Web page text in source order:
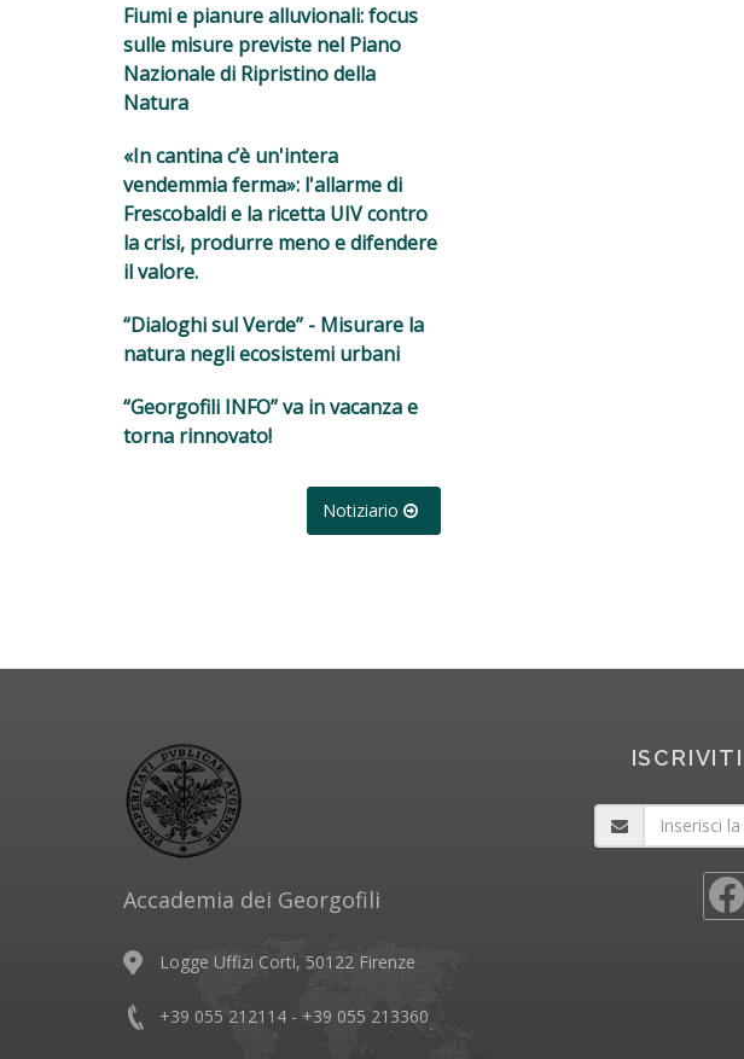
Fiumi e pianure alluvionali: focus
sulle misure previste nel Piano
Nazionale di Ripristino della
Natura
«In cantina c’è un'intera
vendemmia ferma»: l'allarme di
Frescobaldi e la ricetta UIV contro
la crisi, produrre meno e difendere
il valore.
“Dialoghi sul Verde” - Misurare la
natura negli ecosistemi urbani
“Georgofili INFO” va in vacanza e
torna rinnovato!
Notiziario
Accademia dei Georgofili
Logge Uffizi Corti, 50122 Firenze
+39 055 212114 - +39 055 213360